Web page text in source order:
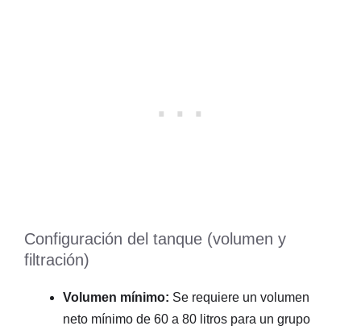
Configuración del tanque (volumen y
filtración)
Volumen mínimo: Se requiere un volumen
neto mínimo de 60 a 80 litros para un grupo